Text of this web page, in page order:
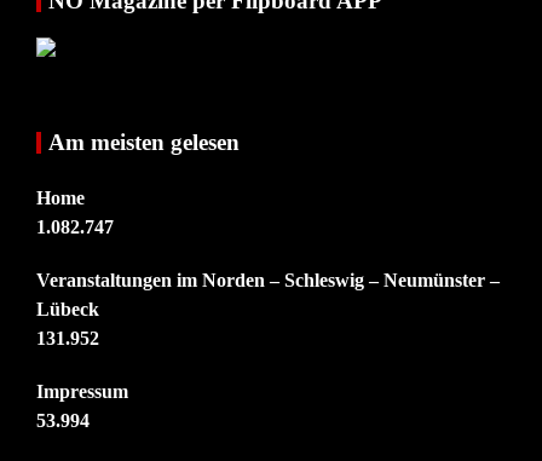
Am meisten gelesen
Home
1.082.747
Veranstaltungen im Norden – Schleswig – Neumünster –
Lübeck
131.952
Impressum
53.994